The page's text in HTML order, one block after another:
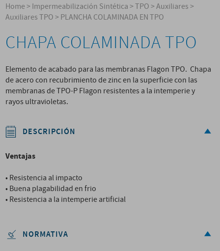
Home>Impermeabilización Sintética>TPO>Auxiliares>
Auxiliares TPO>PLANCHA COLAMINADA EN TPO
CHAPA COLAMINADA TPO
Elemento de acabado para las membranas Flagon TPO. Chapa
de acero con recubrimiento de zinc en la superficie con las
membranas de TPO-P Flagon resistentes a la intemperie y
rayos ultravioletas.
DESCRIPCIÓN
Ventajas
• Resistencia al impacto
• Buena plagabilidad en frio
• Resistencia a la intemperie artificial
NORMATIVA